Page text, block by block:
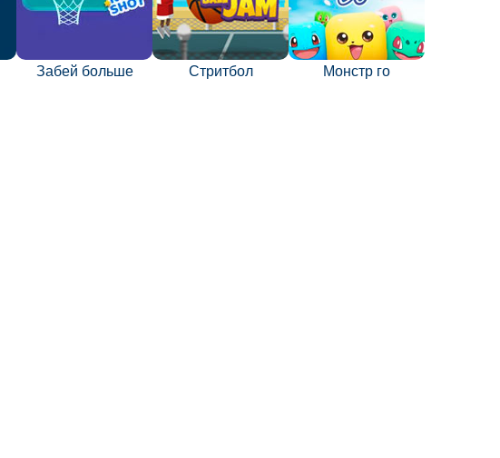
Забей больше Стритбол Монстр го